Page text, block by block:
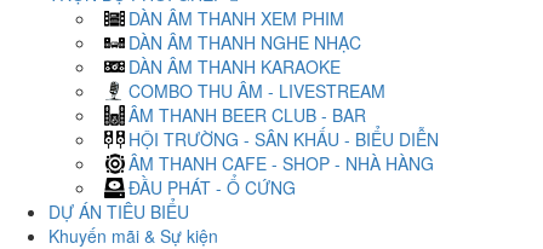
DÀN ÂM THANH XEM PHIM
DÀN ÂM THANH NGHE NHẠC
DÀN ÂM THANH KARAOKE
COMBO THU ÂM - LIVESTREAM
ÂM THANH BEER CLUB - BAR
HỘI TRƯỜNG - SÂN KHẤU - BIỂU DIỄN
ÂM THANH CAFE - SHOP - NHÀ HÀNG
ĐẦU PHÁT - Ổ CỨNG
DỰ ÁN TIÊU BIỂU
Khuyến mãi & Sự kiện